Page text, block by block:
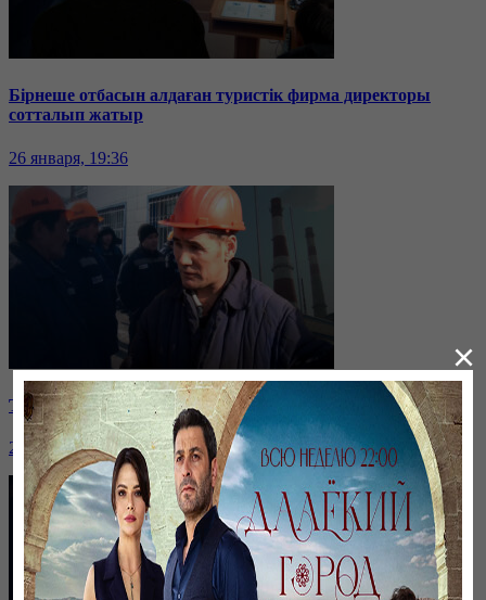
Бірнеше отбасын алдаған туристік фирма директоры
сотталып жатыр
26 января, 19:36
Таразда ТЭЦ қызметкерлері жалақы көтеруді талап етті
26 января, 19:36
×